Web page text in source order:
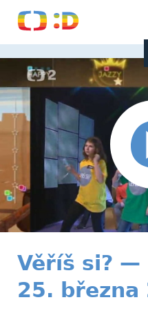
Věříš si? —
25. března